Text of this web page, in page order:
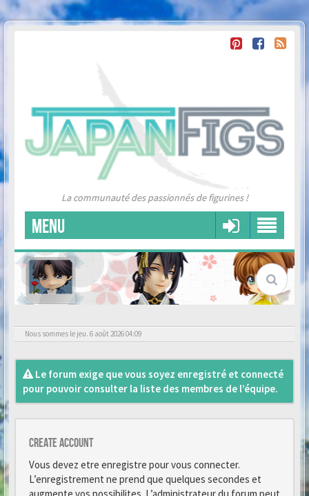
La communauté des passionnés de figurines !
MENU
Nous sommes le jeu. 6 août 2026 04:09
Le forum exige que vous soyez enregistré et connecté
pour pouvoir consulter la liste des membres de l’équipe.
Create account
Vous devez etre enregistre pour vous connecter.
L’enregistrement ne prend que quelques secondes et